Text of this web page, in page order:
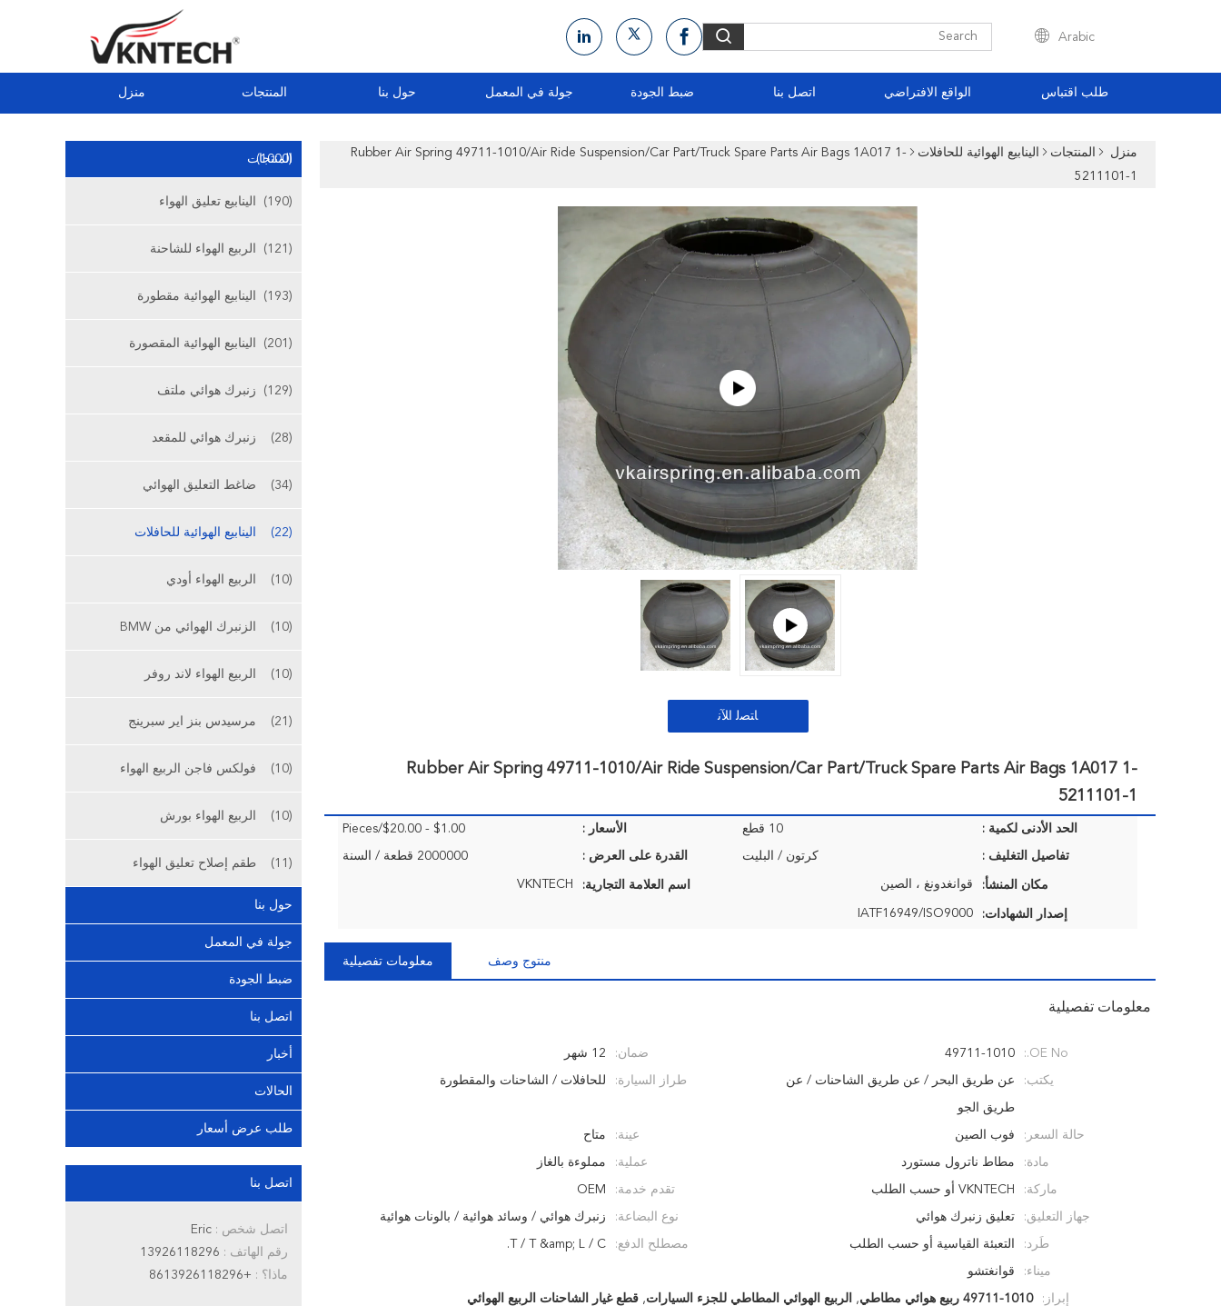
Arabic
منزل المنتجات حول بنا جولة في المعمل ضبط الجودة اتصل بنا الواقع الافتراضي طلب اقتباس
المنتجات(1000)
الينابيع تعليق الهواء (190)
الربيع الهواء للشاحنة (121)
الينابيع الهوائية مقطورة (193)
الينابيع الهوائية المقصورة (201)
زنبرك هوائي ملتف (129)
زنبرك هوائي للمقعد (28)
ضاغط التعليق الهوائي (34)
الينابيع الهوائية للحافلات (22)
الربيع الهواء أودي (10)
الزنبرك الهوائي من BMW (10)
الربيع الهواء لاند روفر (10)
مرسيدس بنز اير سبرينج (21)
فولكس فاجن الربيع الهواء (10)
الربيع الهواء بورش (10)
طقم إصلاح تعليق الهواء (11)
حول بنا
جولة في المعمل
ضبط الجودة
اتصل بنا
أخبار
الحالات
طلب عرض أسعار
اتصل بنا
اتصل شخص :
رقم الهاتف :
ماذا؟ : +8613926118296
منزل المنتجات الينابيع الهوائية للحافلات
Rubber Air Spring 49711-1010/Air Ride Suspension/Car Part/Truck Spare Parts Air Bags 1A017 1-
5211101-1
ﺎﺘﺼﻟ ﺍﻶﻧ
Rubber Air Spring 49711-1010/Air Ride Suspension/Car Part/Truck Spare Parts Air Bags 1A017 1-
5211101-1
الحد الأدنى لكمية : 10 قطع الأسعار : $1.00 - $20.00/Pieces
تفاصيل التغليف : كرتون / البليت القدرة على العرض : 2000000 قطعة / السنة
مكان المنشأ: قوانغدونغ ، الصين اسم العلامة التجارية: VKNTECH
إصدار الشهادات: IATF16949/ISO9000
معلومات تفصيلية منتوج وصف
معلومات تفصيلية
OE No.:
49711-1010 ضمان: 12 شهر
يكتب: عن طريق البحر / عن طريق الشاحنات / عن
طريق الجو
طراز السيارة: للحافلات / الشاحنات والمقطورة
حالة السعر: فوب الصين عينة: متاح
مادة: مطاط ناترول مستورد عملية: مملوءة بالغاز
ماركة: VKNTECH أو حسب الطلب تقدم خدمة: OEM
جهاز التعليق: تعليق زنبرك هوائي نوع البضاعة: زنبرك هوائي / وسائد هوائية / بالونات هوائية
طَرد: التعبئة القياسية أو حسب الطلب مصطلح الدفع: T / T &amp; L / C.
ميناء: قوانغتشو
إبراز: 49711-1010 ربيع هوائي مطاطي , الربيع الهوائي المطاطي للجزء السيارات, قطع غيار الشاحنات الربيع الهوائي